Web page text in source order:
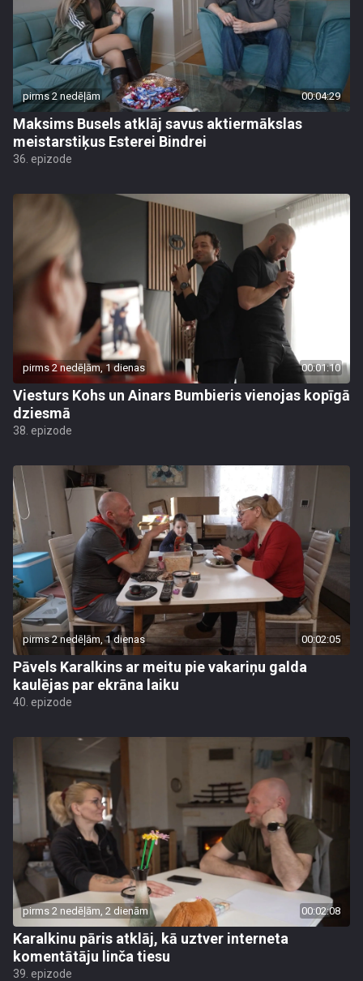
pirms 2 nedēļām 00:04:29
Maksims Busels atklāj savus aktiermākslas
meistarstiķus Esterei Bindrei
36. epizode
pirms 2 nedēļām, 1 dienas 00:01:10
Viesturs Kohs un Ainars Bumbieris vienojas kopīgā
dziesmā
38. epizode
pirms 2 nedēļām, 1 dienas 00:02:05
Pāvels Karalkins ar meitu pie vakariņu galda
kaulējas par ekrāna laiku
40. epizode
pirms 2 nedēļām, 2 dienām 00:02:08
Karalkinu pāris atklāj, kā uztver interneta
komentātāju linča tiesu
39. epizode